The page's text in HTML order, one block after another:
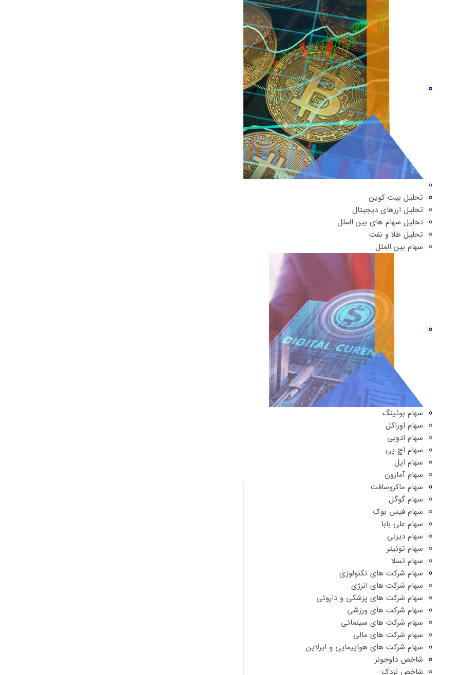
تحلیل بیت کوین
تحلیل ارزهای دیجیتال
تحلیل سهام های بین الملل
تحلیل طلا و نفت
سهام بین الملل
سهام بوئینگ
سهام اوراکل
سهام ادوبی
سهام اچ پی
سهام اپل
سهام آمازون
سهام ماکروسافت
سهام گوگل
سهام فیس بوک
سهام علی بابا
سهام دیزنی
سهام توئیتر
سهام تسلا
سهام شرکت های تکنولوژی
سهام شرکت های انرژی
سهام شرکت های پزشکی و داروئی
سهام شرکت های ورزشی
سهام شرکت های سینمائی
سهام شرکت های مالی
سهام شرکت های هواپیمایی و ایرلاین
شاخص داوجونز
شاخص نزدک